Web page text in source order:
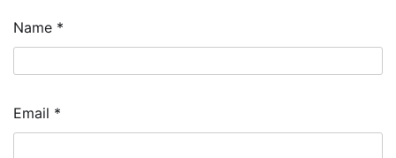
Name *
Email *